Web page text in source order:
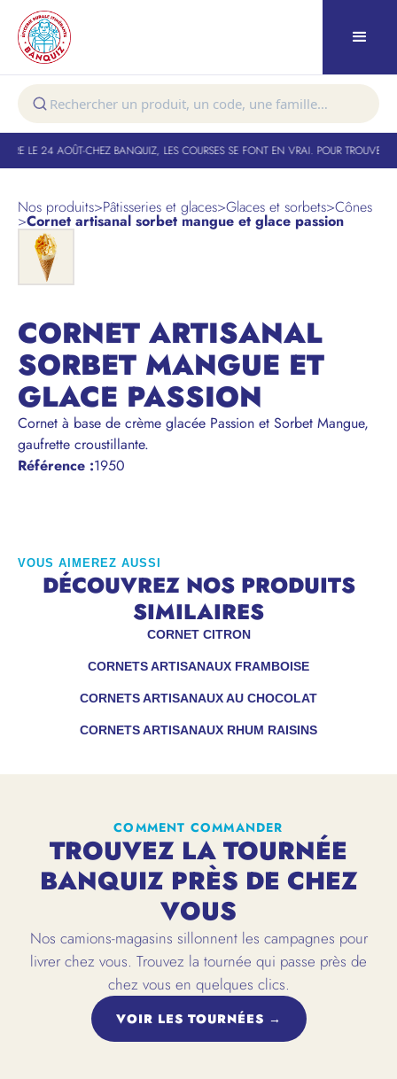
LE 24 AOÛT-CHEZ BANQUIZ, LES COURSES SE FONT EN VRAI. POUR TROUVER
Nos produits>Pâtisseries et glaces>Glaces et sorbets>Cônes
>Cornet artisanal sorbet mangue et glace passion
NOUVEAU
CORNET ARTISANAL
SORBET MANGUE ET
GLACE PASSION
Cornet à base de crème glacée Passion et Sorbet Mangue,
gaufrette croustillante.
Référence :1950
VOUS AIMEREZ AUSSI
DÉCOUVREZ NOS PRODUITS
SIMILAIRES
CORNETS ARTISANAUX FRAMBOISE
CORNET CITRON
CORNETS ARTISANAUX AU CHOCOLAT
CORNETS ARTISANAUX RHUM RAISINS
COMMENT COMMANDER
TROUVEZ LA TOURNÉE
BANQUIZ PRÈS DE CHEZ
VOUS
Nos camions-magasins sillonnent les campagnes pour
livrer chez vous. Trouvez la tournée qui passe près de
chez vous en quelques clics.
VOIR LES TOURNÉES →